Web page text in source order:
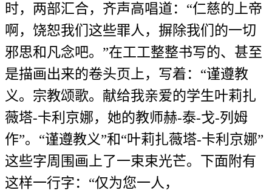
时，两部汇合，齐声高唱道：“仁慈的上帝
啊，饶恕我们这些罪人，摒除我们的一切
邪思和凡念吧。”在工工整整书写的、甚至
是描画出来的卷头页上，写着：“谨遵教
义。宗教颂歌。献给我亲爱的学生叶莉扎
薇塔-卡利京娜，她的教师赫-泰-戈-列姆
作”。“谨遵教义”和“叶莉扎薇塔-卡利京娜”
这些字周围画上了一束束光芒。下面附有
这样一行字：“仅为您一人，